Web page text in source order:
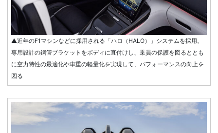
▲近年のF1マシンなどに採用される「ハロ（HALO）」システムを採用。
専用設計の鋼管ブラケットをボディに直付けし、乗員の保護を図るととも
に空力特性の最適化や車重の軽量化を実現して、パフォーマンスの向上を
図る